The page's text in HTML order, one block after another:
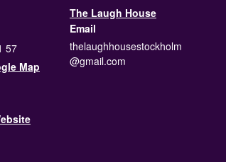
57
Map
The Laugh House
Email
thelaughhousestockholm
@gmail.com